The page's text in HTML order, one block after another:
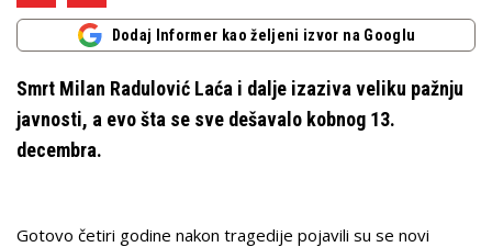
Dodaj Informer kao željeni izvor na Googlu
Smrt Milan Radulović Laća i dalje izaziva veliku pažnju
javnosti, a evo šta se sve dešavalo kobnog 13.
decembra.
Gotovo četiri godine nakon tragedije pojavili su se novi